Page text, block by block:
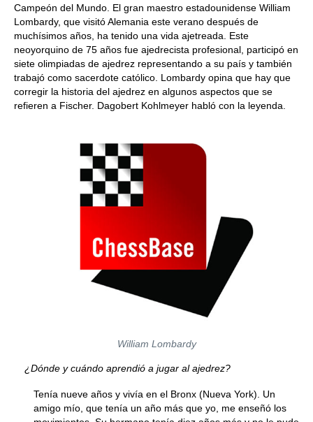
Campeón del Mundo. El gran maestro estadounidense William
Lombardy, que visitó Alemania este verano después de
muchísimos años, ha tenido una vida ajetreada. Este
neoyorquino de 75 años fue ajedrecista profesional, participó en
siete olimpiadas de ajedrez representando a su país y también
trabajó como sacerdote católico. Lombardy opina que hay que
corregir la historia del ajedrez en algunos aspectos que se
refieren a Fischer. Dagobert Kohlmeyer habló con la leyenda.
William Lombardy
¿Dónde y cuándo aprendió a jugar al ajedrez?
Tenía nueve años y vivía en el Bronx (Nueva York). Un
amigo mío, que tenía un año más que yo, me enseñó los